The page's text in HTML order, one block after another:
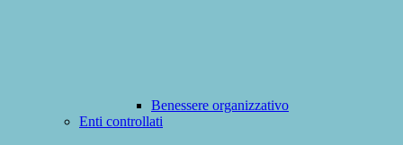
Benessere organizzativo
Enti controllati